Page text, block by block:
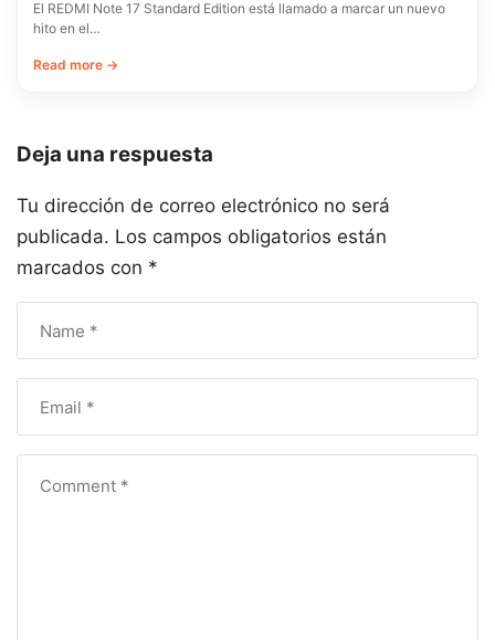
El REDMI Note 17 Standard Edition está llamado a marcar un nuevo
hito en el…
Read more →
Deja una respuesta
Tu dirección de correo electrónico no será
publicada. Los campos obligatorios están
marcados con *